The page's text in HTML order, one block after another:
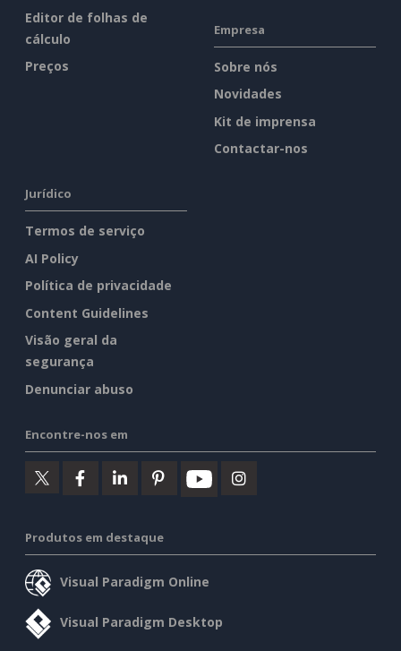
Editor de folhas de
cálculo
Preços
Empresa
Sobre nós
Novidades
Kit de imprensa
Contactar-nos
Jurídico
Termos de serviço
AI Policy
Política de privacidade
Content Guidelines
Visão geral da
segurança
Denunciar abuso
Encontre-nos em
Produtos em destaque
Visual Paradigm Online
Visual Paradigm Desktop